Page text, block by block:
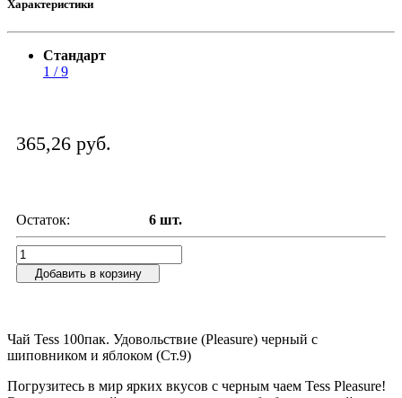
Характеристики
Стандарт
1 / 9
365,26 руб.
Остаток: 6 шт.
Добавить в корзину
Чай Tess 100пак. Удовольствие (Pleasure) черный с
шиповником и яблоком (Ст.9)
Погрузитесь в мир ярких вкусов с черным чаем Tess Pleasure!